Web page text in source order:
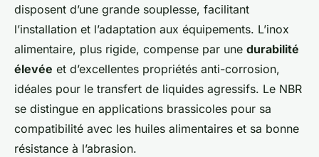
disposent d’une grande souplesse, facilitant
l’installation et l’adaptation aux équipements. L’inox
alimentaire, plus rigide, compense par une durabilité
élevée et d’excellentes propriétés anti-corrosion,
idéales pour le transfert de liquides agressifs. Le NBR
se distingue en applications brassicoles pour sa
compatibilité avec les huiles alimentaires et sa bonne
résistance à l’abrasion.